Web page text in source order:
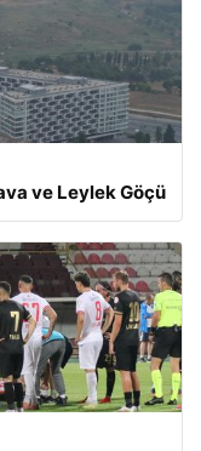
ve Leylek Göçü